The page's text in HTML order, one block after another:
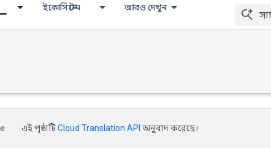
ইকোসিস্টেম আরও দেখুন
এই পৃষ্ঠাটিCloud Translation API অনুবাদ করেছে।